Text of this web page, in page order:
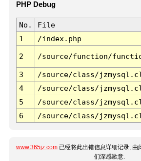
PHP Debug
No. File
1
/index.php
2 /source/function/
3 /source/class/
4
/source/class/
5
/source/class/
6
/source/class/
www.365jz.com 已经将此出错信息详细记录, 由
们深感歉意.